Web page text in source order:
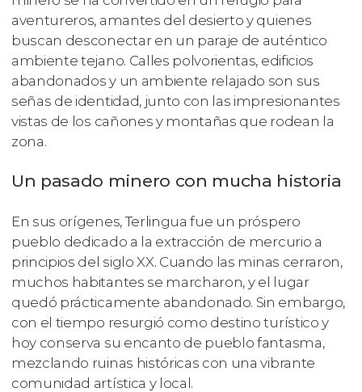
aventureros, amantes del desierto y quienes
buscan desconectar en un paraje de auténtico
ambiente tejano. Calles polvorientas, edificios
abandonados y un ambiente relajado son sus
señas de identidad, junto con las impresionantes
vistas de los cañones y montañas que rodean la
zona.
Un pasado minero con mucha historia
En sus orígenes, Terlingua fue un próspero
pueblo dedicado a la extracción de mercurio a
principios del siglo XX. Cuando las minas cerraron,
muchos habitantes se marcharon, y el lugar
quedó prácticamente abandonado. Sin embargo,
con el tiempo resurgió como destino turístico y
hoy conserva su encanto de pueblo fantasma,
mezclando ruinas históricas con una vibrante
comunidad artística y local.